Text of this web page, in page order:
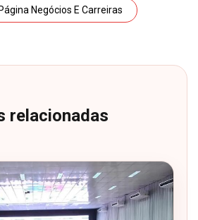
Página Negócios E Carreiras
relacionadas